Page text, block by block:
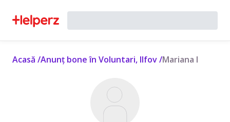
Acasă /Anunț bone în Voluntari, Ilfov/Mariana I